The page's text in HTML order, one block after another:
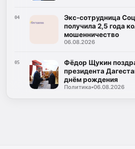
04
Экс-сотрудница
получила 2,5 года
мошенничество
06.08.2026
05
Фёдор Щукин
президента
днём рождения
Политика•06.08.2026